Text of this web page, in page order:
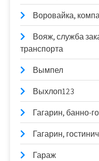
Воровайка,
Вояж, служба
транспорта
Вымпел
Выхлоп123
Гагарин, банно-
Гагарин,
Гараж